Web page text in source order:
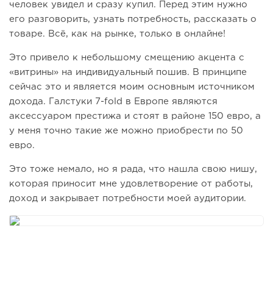
человек увидел и сразу купил. Перед этим нужно
его разговорить, узнать потребность, рассказать о
товаре. Всё, как на рынке, только в онлайне!
Это привело к небольшому смещению акцента с
«витрины» на индивидуальный пошив. В принципе
сейчас это и является моим основным источником
дохода. Галстуки 7-fold в Европе являются
аксессуаром престижа и стоят в районе 150 евро, а
у меня точно такие же можно приобрести по 50
евро.
Это тоже немало, но я рада, что нашла свою нишу,
которая приносит мне удовлетворение от работы,
доход и закрывает потребности моей аудитории.